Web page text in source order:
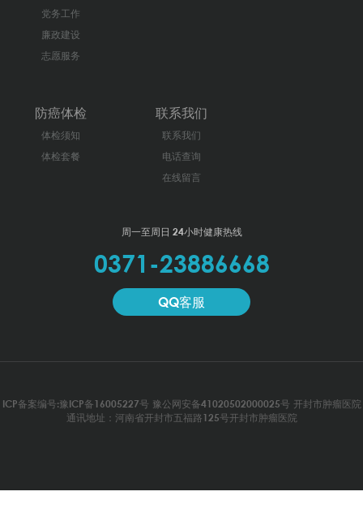
党务工作
廉政建设
志愿服务
防癌体检
体检须知
体检套餐
联系我们
联系我们
电话查询
在线留言
周一至周日 24小时健康热线
0371-23886668
QQ客服
ICP备案编号:豫ICP备16005227号 豫公网安备41020502000025号 开封市肿瘤医院
通讯地址：河南省开封市五福路125号开封市肿瘤医院